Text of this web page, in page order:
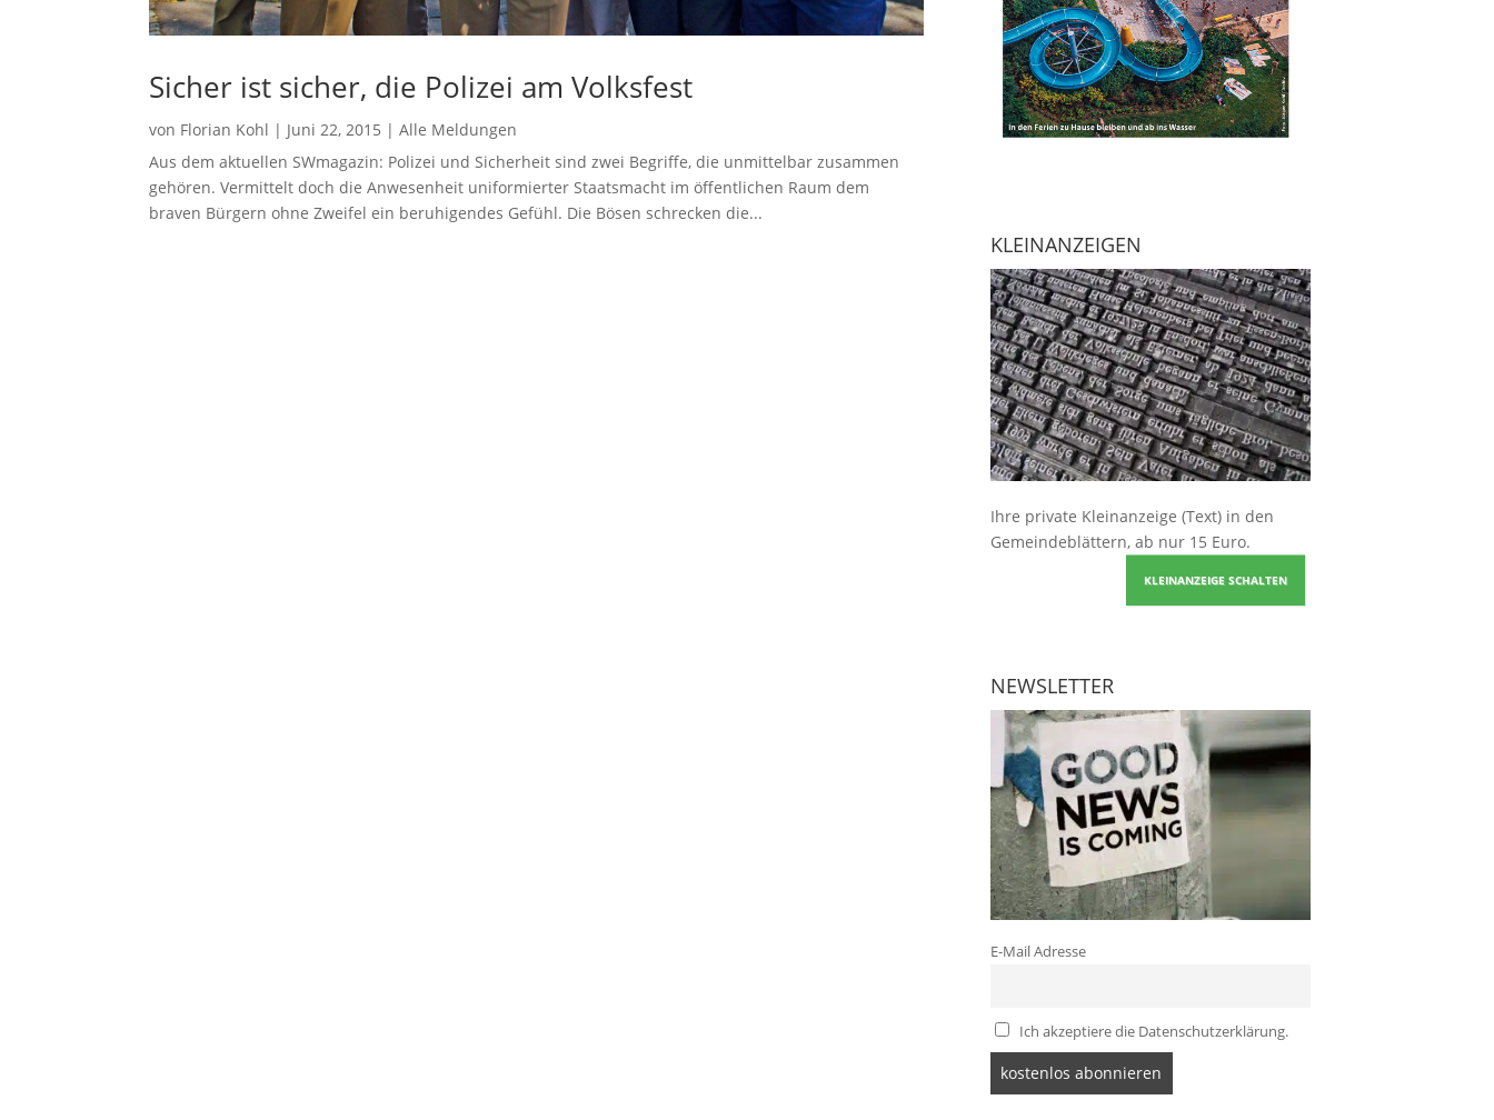
Sicher ist sicher, die Polizei am Volksfest
von Florian Kohl | Juni 22, 2015 |Alle Meldungen
Aus dem aktuellen SWmagazin: Polizei und Sicherheit sind zwei Begriffe, die unmittelbar zusammen
gehören. Vermittelt doch die Anwesenheit uniformierter Staatsmacht im öffentlichen Raum dem
braven Bürgern ohne Zweifel ein beruhigendes Gefühl. Die Bösen schrecken die...
KLEINANZEIGEN
Ihre private Kleinanzeige (Text) in den
Gemeindeblättern, ab nur 15 Euro.
KLEINANZEIGE SCHALTEN
NEWSLETTER
E-Mail Adresse
Ich akzeptiere die Datenschutzerklärung.